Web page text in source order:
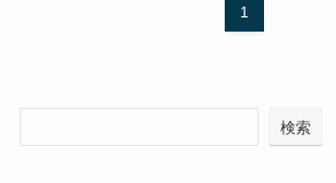
1
検索